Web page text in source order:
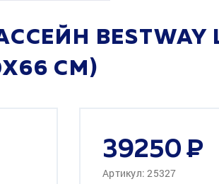
BESTWAY
СМ)
39250
Артикул: 25327